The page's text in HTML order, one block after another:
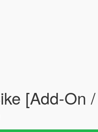
[Add-On /